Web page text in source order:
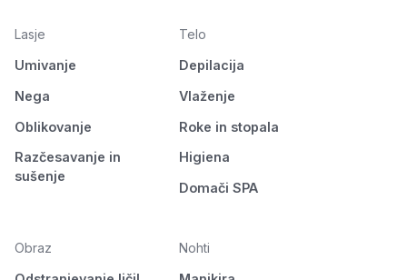
Lasje
Umivanje
Nega
Oblikovanje
Razčesavanje in
sušenje
Telo
Depilacija
Vlaženje
Roke in stopala
Higiena
Domači SPA
Obraz
Nohti